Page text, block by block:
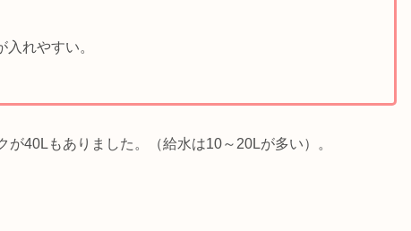
れやすい。
40Lもありました。（給水は10～20Lが多い）。